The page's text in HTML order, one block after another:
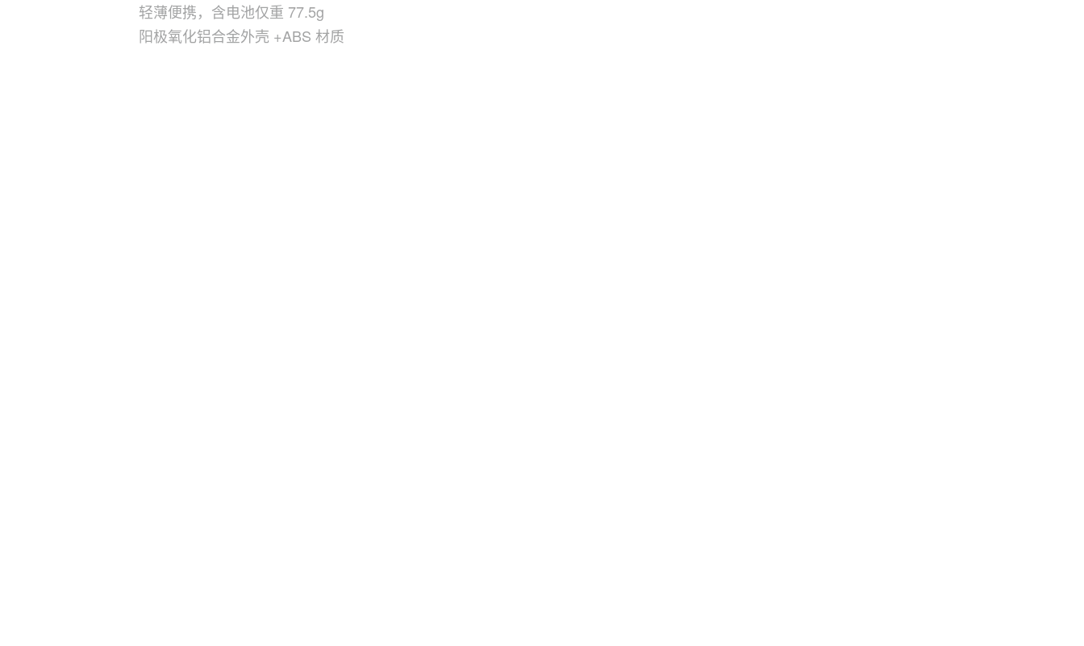
轻薄便携，含电池仅重 77.5g
阳极氧化铝合金外壳 +ABS 材质